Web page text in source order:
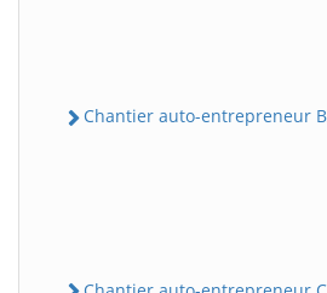
Chantier auto-entrepreneur